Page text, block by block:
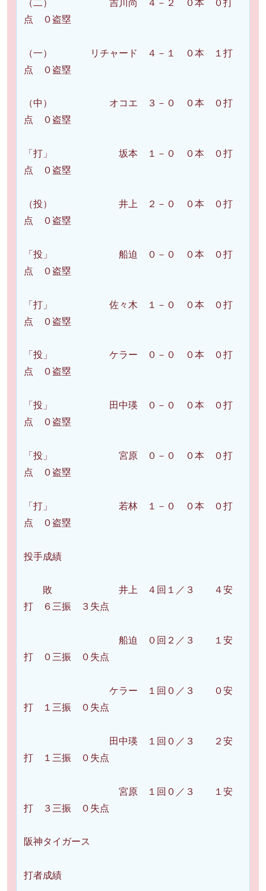
（二） 吉川尚 ４－２ ０本 ０打
点 ０盗塁
（一） リチャード ４－１ ０本 １打
点 ０盗塁
（中） オコエ ３－０ ０本 ０打
点 ０盗塁
「打」 坂本 １－０ ０本 ０打
点 ０盗塁
（投） 井上 ２－０ ０本 ０打
点 ０盗塁
「投」 船迫 ０－０ ０本 ０打
点 ０盗塁
「打」 佐々木 １－０ ０本 ０打
点 ０盗塁
「投」 ケラー ０－０ ０本 ０打
点 ０盗塁
「投」 田中瑛 ０－０ ０本 ０打
点 ０盗塁
「投」 宮原 ０－０ ０本 ０打
点 ０盗塁
「打」 若林 １－０ ０本 ０打
点 ０盗塁
投手成績
敗 井上 ４回１／３ ４安
打 ６三振 ３失点
船迫 ０回２／３ １安
打 ０三振 ０失点
ケラー １回０／３ ０安
打 １三振 ０失点
田中瑛 １回０／３ ２安
打 １三振 ０失点
宮原 １回０／３ １安
打 ３三振 ０失点
阪神タイガース
打者成績